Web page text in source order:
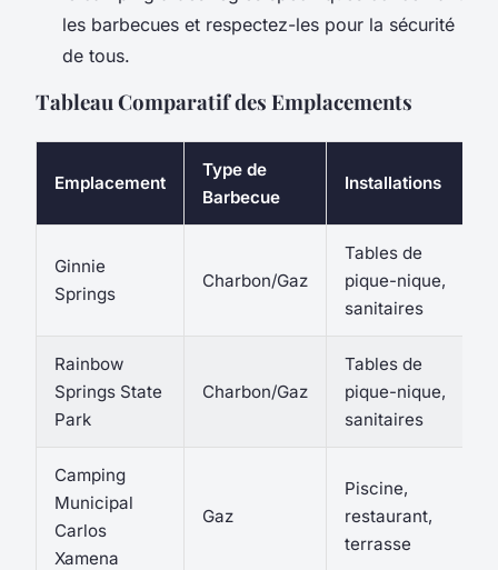
les barbecues et respectez-les pour la sécurité
de tous.
Tableau Comparatif des Emplacements
Emplacement
Type de
Barbecue
Installations
Ginnie
Springs
Charbon/Gaz
Tables de
pique-nique,
sanitaires
Rainbow
Springs State
Park
Charbon/Gaz
Tables de
pique-nique,
sanitaires
Camping
Municipal
Carlos
Xamena
Gaz
Piscine,
restaurant,
terrasse